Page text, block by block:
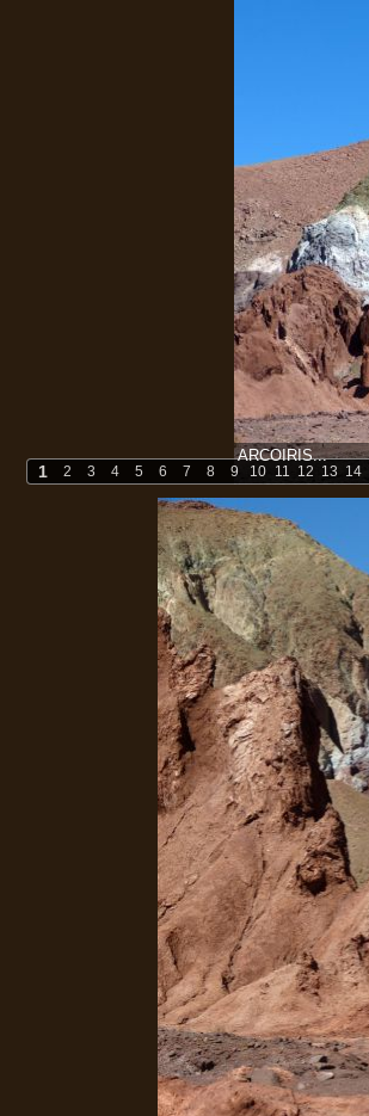
ARCOIRIS...
1 2 3 4 5 6 7 8 9 10 11 12 13 14